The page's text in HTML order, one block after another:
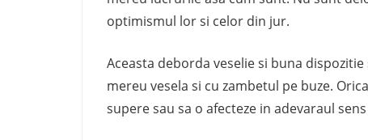
optimismul lor si celor din jur.
Aceasta deborda veselie si buna
mereu vesela si cu zambetul pe buze.
supere sau sa o afecteze in adevaraul